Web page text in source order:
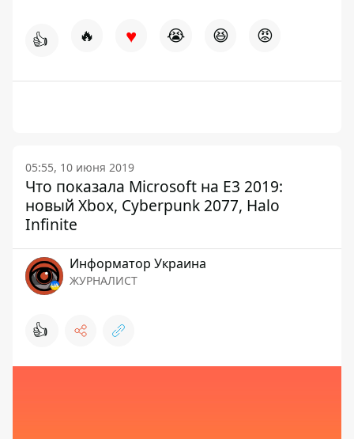
👍 🔥 ♥ 😭 😆 😡
05:55, 10 июня 2019
Что показала Microsoft на E3 2019:
новый Xbox, Cyberpunk 2077, Halo
Infinite
Информатор Украина
ЖУРНАЛИСТ
👍